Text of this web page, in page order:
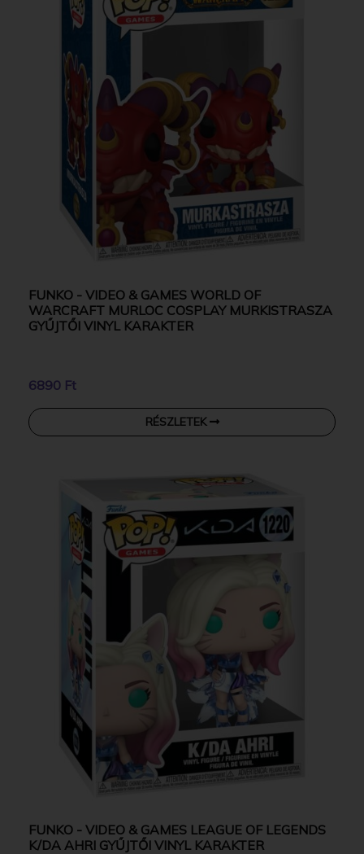
FUNKO - VIDEO & GAMES WORLD OF
WARCRAFT MURLOC COSPLAY MURKISTRASZA
GYŰJTŐI VINYL KARAKTER
6890 Ft
RÉSZLETEK
FUNKO - VIDEO & GAMES LEAGUE OF LEGENDS
K/DA AHRI GYŰJTŐI VINYL KARAKTER